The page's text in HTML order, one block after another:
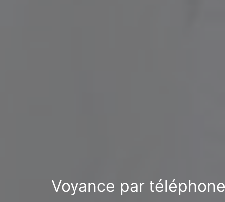
Voyance par téléphone